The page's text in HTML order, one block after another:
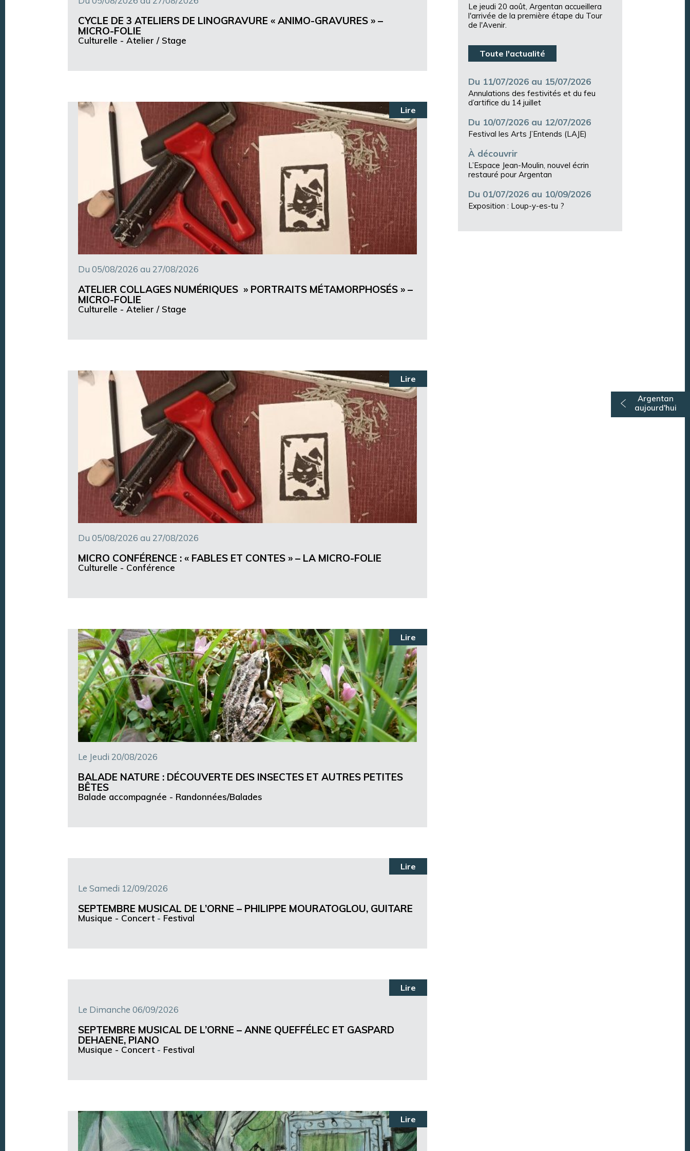
Argentan
aujourd'hui
CYCLE DE 3 ATELIERS DE LINOGRAVURE « ANIMO-GRAVURES » –
MICRO-FOLIE
Culturelle - Atelier / Stage
Lire
Du 05/08/2026 au 27/08/2026
ATELIER COLLAGES NUMÉRIQUES » PORTRAITS MÉTAMORPHOSÉS » –
MICRO-FOLIE
Culturelle - Atelier / Stage
Lire
Du 05/08/2026 au 27/08/2026
MICRO CONFÉRENCE : « FABLES ET CONTES » – LA MICRO-FOLIE
Culturelle - Conférence
Lire
Le Jeudi 20/08/2026
BALADE NATURE : DÉCOUVERTE DES INSECTES ET AUTRES PETITES
BÊTES
Balade accompagnée - Randonnées/Balades
Lire
Le Samedi 12/09/2026
SEPTEMBRE MUSICAL DE L’ORNE – PHILIPPE MOURATOGLOU, GUITARE
Musique - Concert - Festival
Lire
Le Dimanche 06/09/2026
SEPTEMBRE MUSICAL DE L’ORNE – ANNE QUEFFÉLEC ET GASPARD
DEHAENE, PIANO
Musique - Concert - Festival
Lire
Le jeudi 20 août, Argentan accueillera
l'arrivée de la première étape du Tour
de l'Avenir.
Toute l'actualité
Du 11/07/2026 au 15/07/2026
Annulations des festivités et du feu
d’artifice du 14 juillet
Du 10/07/2026 au 12/07/2026
Festival les Arts J’Entends (LAJE)
À découvrir
L’Espace Jean-Moulin, nouvel écrin
restauré pour Argentan
Du 01/07/2026 au 10/09/2026
Exposition : Loup-y-es-tu ?